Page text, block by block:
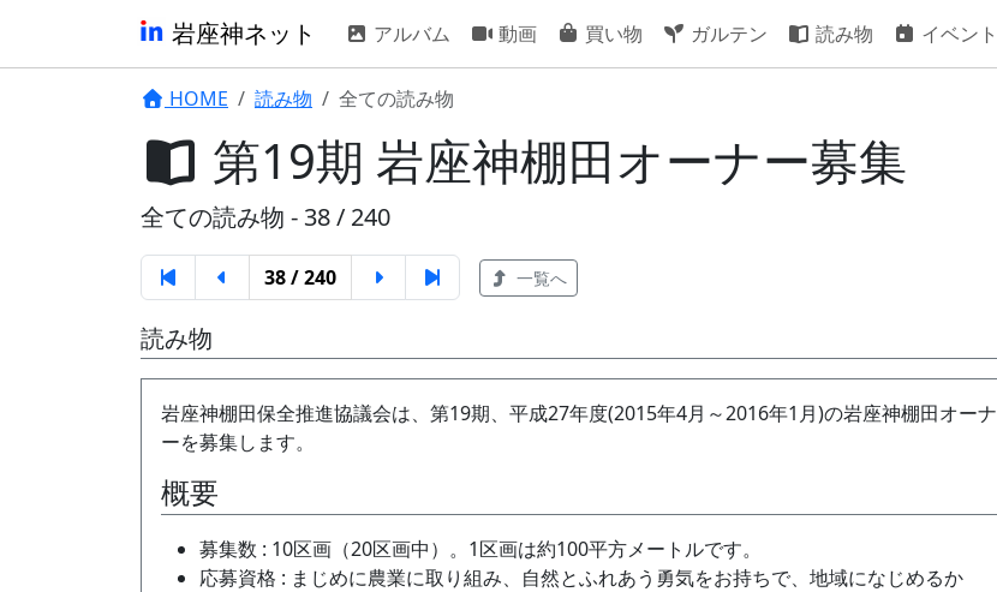
岩座神ネット アルバム 動画 買い物 ガルテン 読み物 イベント
HOME 読み物 全ての読み物
第19期 岩座神棚田オーナー募集
全ての読み物 - 38 / 240
38 / 240 一覧へ
読み物
岩座神棚田保全推進協議会は、第19期、平成27年度(2015年4月～2016年1月)の岩座神棚田オーナ
ーを募集します。
概要
募集数 : 10区画（20区画中）。1区画は約100平方メートルです。
応募資格 : まじめに農業に取り組み、自然とふれあう勇気をお持ちで、地域になじめるか